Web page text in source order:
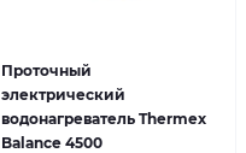
Проточный
электрический
водонагреватель Thermex
Balance 4500